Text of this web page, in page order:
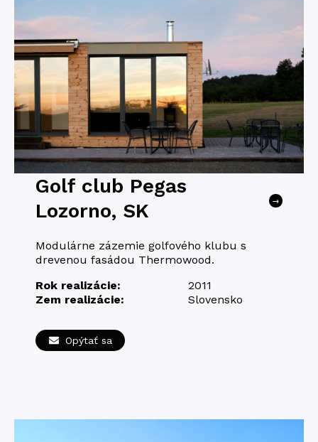
Golf club Pegas
Lozorno, SK
→
Modulárne zázemie golfového klubu s
drevenou fasádou Thermowood.
Rok realizácie:
2011
Zem realizácie:
Slovensko
Opýtať sa